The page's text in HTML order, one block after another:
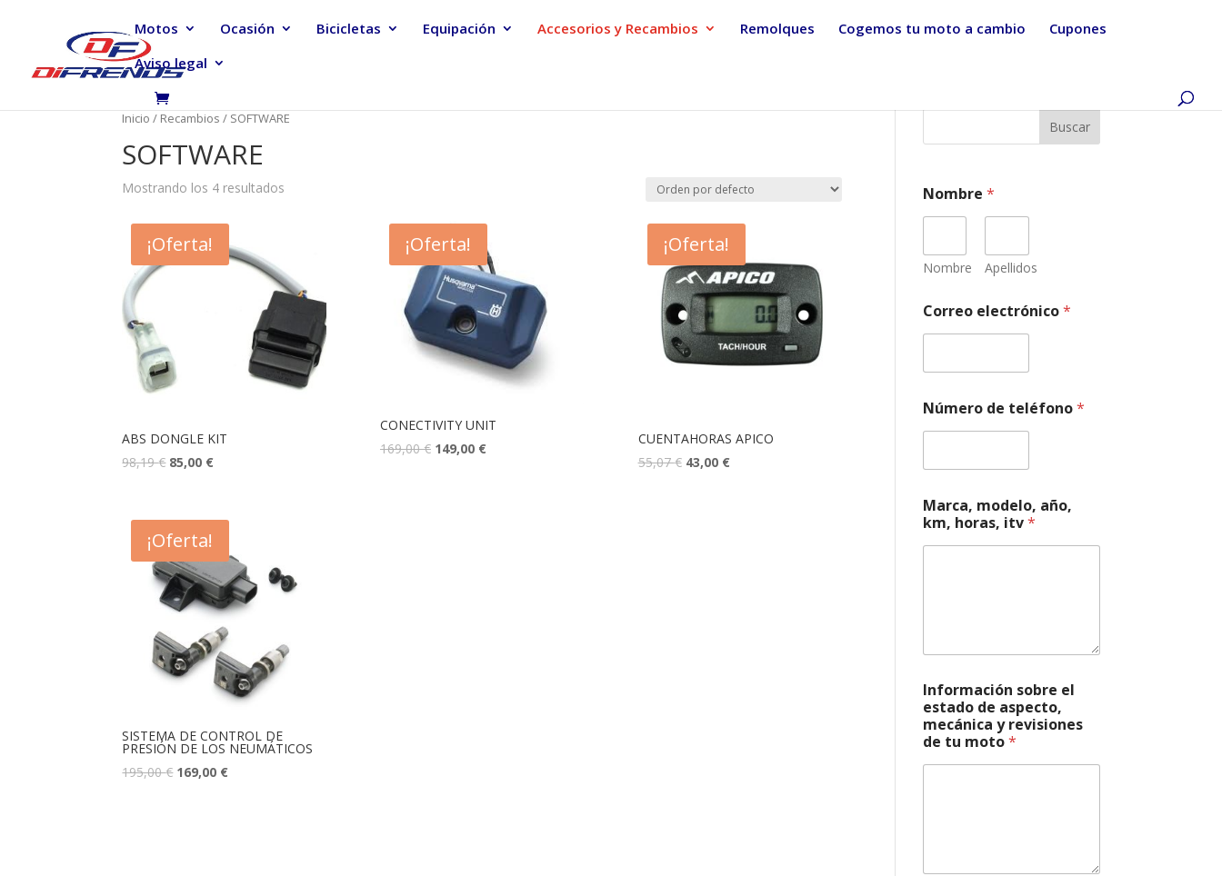
Motos Ocasión Bicicletas Equipación Accesorios y Recambios Remolques Cogemos tu moto a cambio
Cupones
Aviso legal
Inicio / Recambios / SOFTWARE
SOFTWARE
Mostrando los 4 resultados
¡Oferta!
ABS DONGLE KIT
98,19€ 85,00 €
¡Oferta!
CONECTIVITY UNIT
169,00€ 149,00 €
¡Oferta!
CUENTAHORAS APICO
55,07€ 43,00 €
¡Oferta!
SISTEMA DE CONTROL DE
PRESIÓN DE LOS NEUMÁTICOS
195,00€ 169,00 €
Buscar
Nombre*
Nombre Apellidos
e
c
n
c
a
*
e
á
n
Correo electrónico*
Número de teléfono*
Marca, modelo, año,
km, horas, itv*
Información sobre el
estado de aspecto,
mecánica y revisiones
de tu moto*